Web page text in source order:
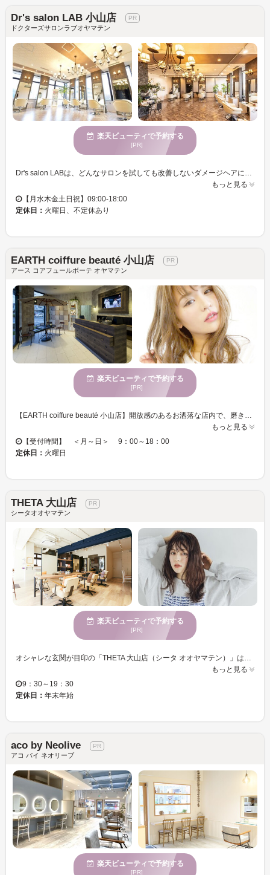
Dr's salon LAB 小山店
ドクターズサロンラブオヤマテン
楽天ビューティで予約する
[PR]
Dr's salon LABは、どんなサロンを試しても改善しないダメージヘアに悩む方々のための特別な空間です。遠方からも多くのお客様が訪れ、おもてなしや再現性にこだわった施術が魅力です。プロの美容師たちが見学に訪れるほどの技術力を誇り、髪質改善の知識を活かして、美しく健康的な髪を叶えます。内部補修型の「Dr.トリートメント」は、ダメージ毛を滑らかな艶髪に変える施術で、多くの方々に感動を提供しています。頭皮から癒すヘッドスパやリンパの流れを改善するマッサージで、心身共に癒されることでしょう。あなたの髪の悩みをぜひLABで解決してみてください。多くの方に愛される理由がここにあります。
もっと見る
【月水木金土日祝】09:00-18:00
定休日： 火曜日、不定休あり
EARTH coiffure beauté 小山店
アース コアフュールボーテ オヤマテン
楽天ビューティで予約する
[PR]
【EARTH coiffure beauté 小山店】開放感のあるお洒落な店内で、磨き抜かれた技術が味わえます♪ お客様一人ひとりへの丁寧なカウンセリングが魅力的★ベテランの実力派スタイリスト多数在籍！トレンドをプラスして、セルフスタイリングが楽になる再現性の高いスタイルに♪ 【EARTH coiffure beauté 小山店】で、キレイへの近道を見つけませんか？
もっと見る
【受付時間】 ＜月～日＞ 9：00～18：00
定休日： 火曜日
THETA 大山店
シータオオヤマテン
楽天ビューティで予約する
[PR]
オシャレな玄関が目印の「THETA 大山店（シータ オオヤマテン）」は、経験豊富なスタッフが丁寧にカウンセリングを行い、アナタにぴったりのデザインを提供するヘアサロンです☆アクセスも良好で、木・金は21:30までの営業なので、お仕事帰りやお買い物帰りなど、気軽に通えるのが魅力です◎さらに、忙しいママに嬉しいお子様用の絵本も完備。お子様と一緒に、「自分磨きの時間」を楽しむことができます♪ 「こだわりの薬剤」 THETA 大山店では、ゲスト一人ひとりの悩みや髪質、ダメージに合わせたトリートメントを提案しています☆乾燥が気になる方や髪のダメージが気になる方には特におすすめ。こだわりのトリートメントで、髪が輝く美しさを取り戻しましょう♪ 「髪のダメージが気になる」「自分に似合うスタイルを見つけたい」など、幅広いニーズに応えるTHETA 大山店で、あなたの髪のオシャレを新たなステージへ導いてみませんか？お気軽にご来店ください。皆様のご来店を心よりお待ちしております。
もっと見る
9：30～19：30
定休日： 年末年始
aco by Neolive
アコ バイ ネオリーブ
楽天ビューティで予約する
[PR]